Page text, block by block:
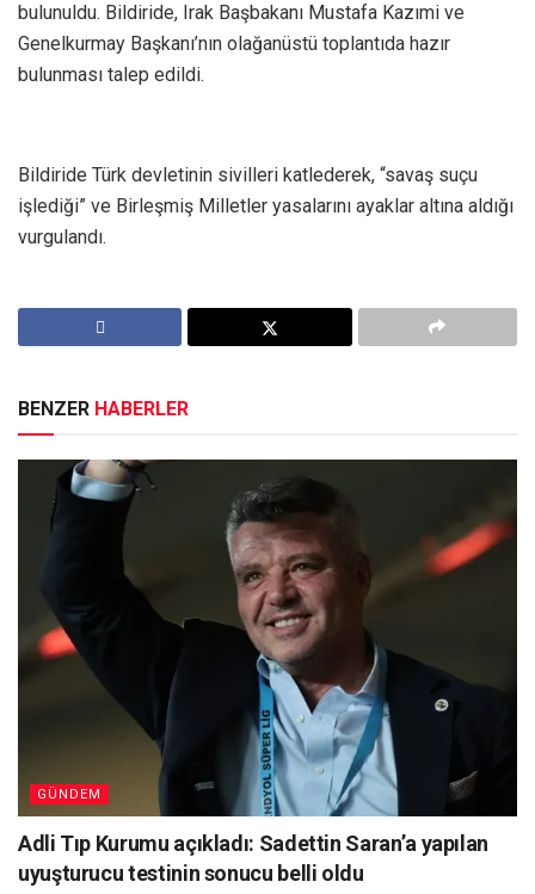
bulunuldu. Bildiride, Irak Başbakanı Mustafa Kazımi ve
Genelkurmay Başkanı’nın olağanüstü toplantıda hazır
bulunması talep edildi.
Bildiride Türk devletinin sivilleri katlederek, “savaş suçu
işlediği” ve Birleşmiş Milletler yasalarını ayaklar altına aldığı
vurgulandı.
BENZER HABERLER
GÜNDEM
Adli Tıp Kurumu açıkladı: Sadettin Saran’a yapılan
uyuşturucu testinin sonucu belli oldu